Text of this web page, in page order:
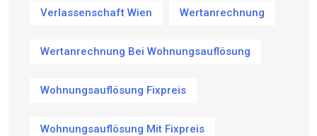
Verlassenschaft Wien Wertanrechnung
Wertanrechnung Bei Wohnungsauflösung
Wohnungsauflösung Fixpreis
Wohnungsauflösung Mit Fixpreis